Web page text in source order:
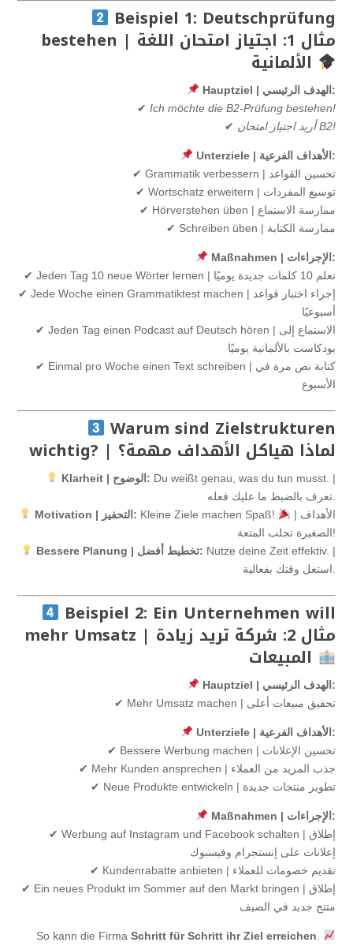
Beispiel 1: Deutschprüfung
bestehen | مثال 1: اجتياز امتحان اللغة
الألمانية
Hauptziel | الهدف الرئيسي:
✔ Ich möchte die B2-Prüfung bestehen!
✔
أريد اجتياز امتحان B2!
Unterziele | الأهداف الفرعية:
✔ Grammatik verbessern | تحسين القواعد
✔ Wortschatz erweitern | توسيع المفردات
✔ Hörverstehen üben | ممارسة الاستماع
✔ Schreiben üben | ممارسة الكتابة
Maßnahmen | الإجراءات:
✔ Jeden Tag 10 neue Wörter lernen | تعلم 10 كلمات جديدة يوميًا
✔ Jede Woche einen Grammatiktest machen | إجراء اختبار قواعد
أسبوعيًا
✔ Jeden Tag einen Podcast auf Deutsch hören | الاستماع إلى
بودكاست بالألمانية يوميًا
✔ Einmal pro Woche einen Text schreiben | كتابة نص مرة في
الأسبوع
Warum sind Zielstrukturen
wichtig? | لماذا هياكل الأهداف مهمة؟
Klarheit | الوضوح: Du weißt genau, was du tun musst. |
Motivation | التحفيز: Kleine Ziele machen Spaß!
| الأهداف
الصغيرة تجلب المتعة!
Bessere Planung | تخطيط أفضل: Nutze deine Zeit effektiv. |
Beispiel 2: Ein Unternehmen will
mehr Umsatz | مثال 2: شركة تريد زيادة
المبيعات
Hauptziel | الهدف الرئيسي:
✔ Mehr Umsatz machen | تحقيق مبيعات أعلى
Unterziele | الأهداف الفرعية:
✔ Bessere Werbung machen | تحسين الإعلانات
✔ Mehr Kunden ansprechen | جذب المزيد من العملاء
✔ Neue Produkte entwickeln | تطوير منتجات جديدة
Maßnahmen | الإجراءات:
✔ Werbung auf Instagram und Facebook schalten | إطلاق
إعلانات على إنستجرام وفيسبوك
✔ Kundenrabatte anbieten | تقديم خصومات للعملاء
✔ Ein neues Produkt im Sommer auf den Markt bringen | إطلاق
منتج جديد في الصيف
So kann die FirmaSchritt für Schritt ihr Ziel erreichen